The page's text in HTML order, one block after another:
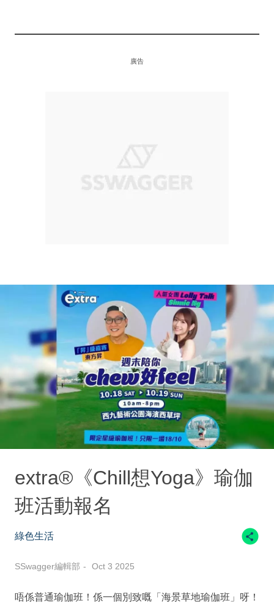
廣告
extra®《Chill想Yoga》瑜伽
班活動報名
綠色生活
SSwagger編輯部 Oct 3 2025
唔係普通瑜伽班！係一個別致嘅「海景草地瑜伽班」呀！